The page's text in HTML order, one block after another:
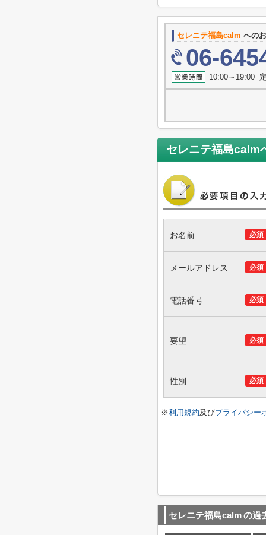
セレニテ福島calm への
06-
10:00～19:00
セレニテ福島calm
必須
お名前
必須
メールアドレス
必須
電話番号
必須
要望
必須
性別
※利用規約及びプライバシー
セレニテ福島calmの過